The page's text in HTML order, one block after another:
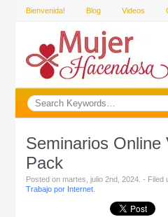
Bienvenida! Blog Videos
Seminarios Online
Pack
Posted on martes, julio 2nd, 2024. - Filed
Trabajo por Internet